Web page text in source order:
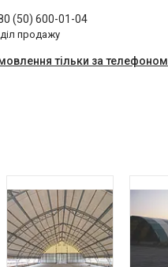
(50) 600-01-04
продажу
тільки за телефоном